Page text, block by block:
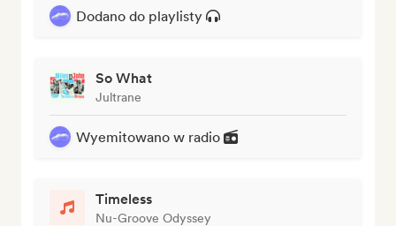
Dodano do playlisty
So What
Jultrane
Wyemitowano w radio
Timeless
Nu-Groove Odyssey